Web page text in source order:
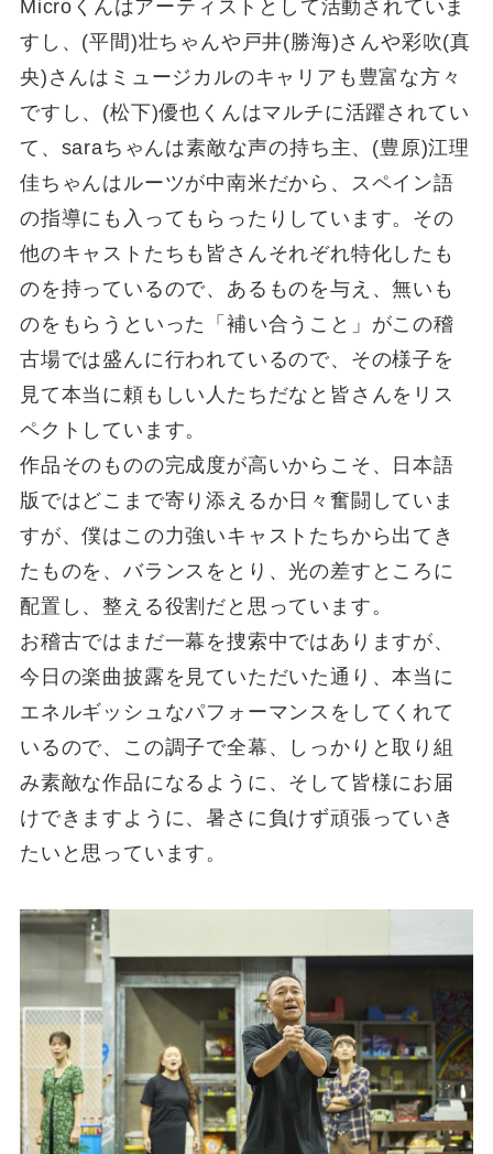
Microくんはアーティストとして活動されていま
すし、(平間)壮ちゃんや戸井(勝海)さんや彩吹(真
央)さんはミュージカルのキャリアも豊富な方々
ですし、(松下)優也くんはマルチに活躍されてい
て、saraちゃんは素敵な声の持ち主、(豊原)江理
佳ちゃんはルーツが中南米だから、スペイン語
の指導にも入ってもらったりしています。その
他のキャストたちも皆さんそれぞれ特化したも
のを持っているので、あるものを与え、無いも
のをもらうといった「補い合うこと」がこの稽
古場では盛んに行われているので、その様子を
見て本当に頼もしい人たちだなと皆さんをリス
ペクトしています。
作品そのものの完成度が高いからこそ、日本語
版ではどこまで寄り添えるか日々奮闘していま
すが、僕はこの力強いキャストたちから出てき
たものを、バランスをとり、光の差すところに
配置し、整える役割だと思っています。
お稽古ではまだ一幕を捜索中ではありますが、
今日の楽曲披露を見ていただいた通り、本当に
エネルギッシュなパフォーマンスをしてくれて
いるので、この調子で全幕、しっかりと取り組
み素敵な作品になるように、そして皆様にお届
けできますように、暑さに負けず頑張っていき
たいと思っています。